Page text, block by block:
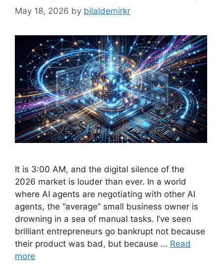
May 18, 2026 by bilaldemirkr
It is 3:00 AM, and the digital silence of the
2026 market is louder than ever. In a world
where AI agents are negotiating with other AI
agents, the “average” small business owner is
drowning in a sea of manual tasks. I’ve seen
brilliant entrepreneurs go bankrupt not because
their product was bad, but because … Read
more